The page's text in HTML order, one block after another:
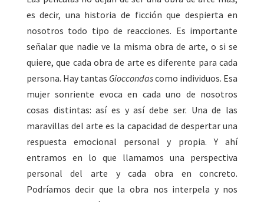
es decir, una historia de ficción que despierta en
nosotros todo tipo de reacciones. Es importante
señalar que nadie ve la misma obra de arte, o si se
quiere, que cada obra de arte es diferente para cada
persona. Hay tantas Gioccondascomo individuos. Esa
mujer sonriente evoca en cada uno de nosotros
cosas distintas: así es y así debe ser. Una de las
maravillas del arte es la capacidad de despertar una
respuesta emocional personal y propia. Y ahí
entramos en lo que llamamos una perspectiva
personal del arte y cada obra en concreto.
Podríamos decir que la obra nos interpela y nos